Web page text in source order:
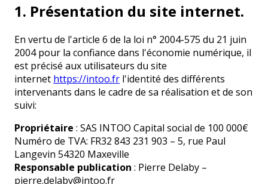
1. Présentation du site internet.
En vertu de l'article 6 de la loi n° 2004-575 du 21 juin
2004 pour la confiance dans l'économie numérique, il
est précisé aux utilisateurs du site
internet https://intoo.fr l'identité des différents
intervenants dans le cadre de sa réalisation et de son
suivi:
Propriétaire : SAS INTOO Capital social de 100 000€
Numéro de TVA: FR32 843 231 903 – 5, rue Paul
Langevin 54320 Maxeville
Responsable publication : Pierre Delaby –
pierre.delaby@intoo.fr